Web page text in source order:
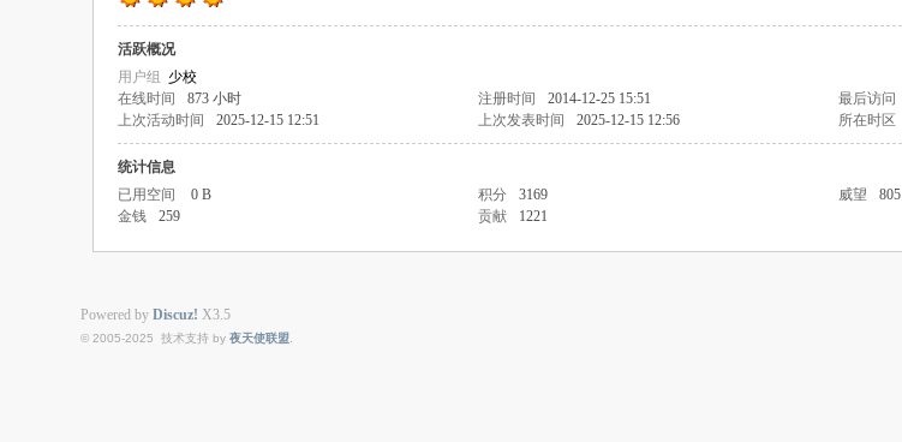
活跃概况
用户组 少校
在线时间
873 小时 注册时间 2014-12-25 15:51 最后访问
上次活动时间
2025-12-15 12:51 上次发表时间 2025-12-15 12:56 所在时区
统计信息
已用空间
0 B 积分 3169 威望
805
金钱
259 贡献 1221
Powered by Discuz! X3.5
© 2005-2025 技术支持 by 夜天使联盟